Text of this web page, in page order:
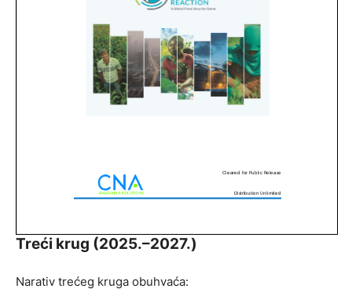
Treći krug (2025.–2027.)
Narativ trećeg kruga obuhvaća: